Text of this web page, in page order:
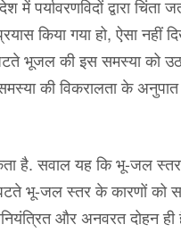
द्वारा
किया गया हो, ऐसा नहीं
भूजल की इस समस्या को
की विकरालता के अनुपात
है. सवाल यह कि भू-जल
भू-जल स्तर के कारणों को
और अनवरत दोहन ही